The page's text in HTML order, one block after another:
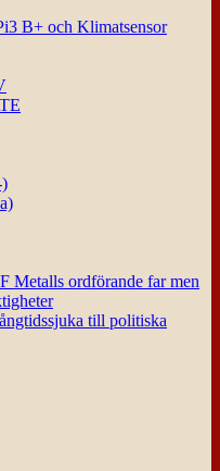
B+ och Klimatsensor
Metalls ordförande far men
till politiska